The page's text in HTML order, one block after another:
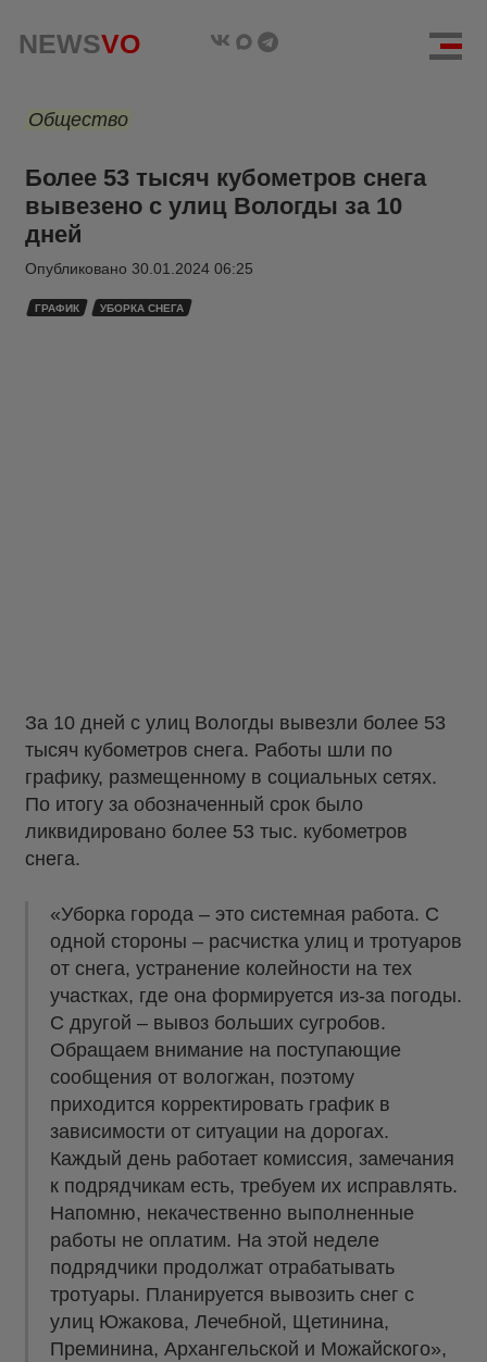
NEWSVO
Общество
Более 53 тысяч кубометров снега
вывезено с улиц Вологды за 10
дней
Опубликовано 30.01.2024 06:25
ГРАФИК УБОРКА СНЕГА
За 10 дней с улиц Вологды вывезли более 53
тысяч кубометров снега. Работы шли по
графику, размещенному в социальных сетях.
По итогу за обозначенный срок было
ликвидировано более 53 тыс. кубометров
снега.
«Уборка города – это системная работа. С
одной стороны – расчистка улиц и тротуаров
от снега, устранение колейности на тех
участках, где она формируется из-за погоды.
С другой – вывоз больших сугробов.
Обращаем внимание на поступающие
сообщения от вологжан, поэтому
приходится корректировать график в
зависимости от ситуации на дорогах.
Каждый день работает комиссия, замечания
к подрядчикам есть, требуем их исправлять.
Напомню, некачественно выполненные
работы не оплатим. На этой неделе
подрядчики продолжат отрабатывать
тротуары. Планируется вывозить снег с
улиц Южакова, Лечебной, Щетинина,
Преминина, Архангельской и Можайского»,